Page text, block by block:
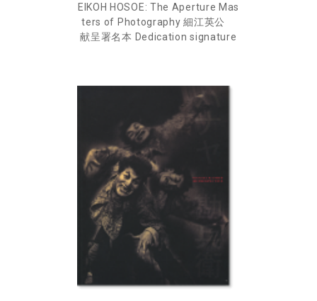
EIKOH HOSOE: The Aperture Mas
ters of Photography 細江英公
献呈署名本 Dedication signature